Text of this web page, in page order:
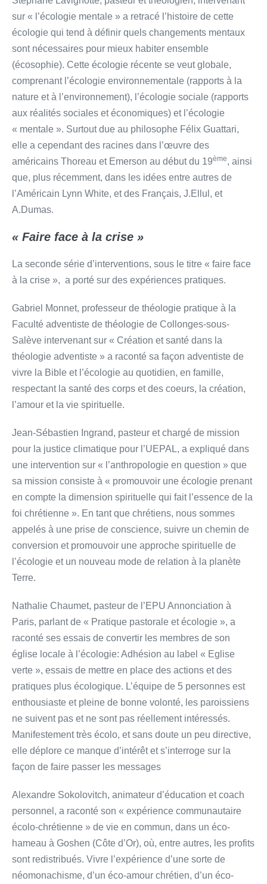
sur « l’écologie mentale » a retracé l’histoire de cette
écologie qui tend à définir quels changements mentaux
sont nécessaires pour mieux habiter ensemble
(écosophie). Cette écologie récente se veut globale,
comprenant l’écologie environnementale (rapports à la
nature et à l’environnement), l’écologie sociale (rapports
aux réalités sociales et économiques) et l’écologie
« mentale ». Surtout due au philosophe Félix Guattari,
elle a cependant des racines dans l’œuvre des
américains Thoreau et Emerson au début du 19ème, ainsi
que, plus récemment, dans les idées entre autres de
l’Américain Lynn White, et des Français, J.Ellul, et
A.Dumas.
« Faire face à la crise »
La seconde série d’interventions, sous le titre « faire face
à la crise », a porté sur des expériences pratiques.
Gabriel Monnet, professeur de théologie pratique à la
Faculté adventiste de théologie de Collonges-sous-
Salève intervenant sur « Création et santé dans la
théologie adventiste » a raconté sa façon adventiste de
vivre la Bible et l’écologie au quotidien, en famille,
respectant la santé des corps et des coeurs, la création,
l’amour et la vie spirituelle.
Jean-Sébastien Ingrand, pasteur et chargé de mission
pour la justice climatique pour l’UEPAL, a expliqué dans
une intervention sur « l’anthropologie en question » que
sa mission consiste à « promouvoir une écologie prenant
en compte la dimension spirituelle qui fait l’essence de la
foi chrétienne ». En tant que chrétiens, nous sommes
appelés à une prise de conscience, suivre un chemin de
conversion et promouvoir une approche spirituelle de
l’écologie et un nouveau mode de relation à la planète
Terre.
Nathalie Chaumet, pasteur de l’EPU Annonciation à
Paris, parlant de « Pratique pastorale et écologie », a
raconté ses essais de convertir les membres de son
église locale à l’écologie: Adhésion au label « Eglise
verte », essais de mettre en place des actions et des
pratiques plus écologique. L’équipe de 5 personnes est
enthousiaste et pleine de bonne volonté, les paroissiens
ne suivent pas et ne sont pas réellement intéressés.
Manifestement très écolo, et sans doute un peu directive,
elle déplore ce manque d’intérêt et s’interroge sur la
façon de faire passer les messages
Alexandre Sokolovitch, animateur d’éducation et coach
personnel, a raconté son « expérience communautaire
écolo-chrétienne » de vie en commun, dans un éco-
hameau à Goshen (Côte d’Or), où, entre autres, les profits
sont redistribués. Vivre l’expérience d’une sorte de
néomonachisme, d’un éco-amour chrétien, d’un éco-